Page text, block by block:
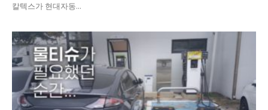
칼텍스가 현대자동...